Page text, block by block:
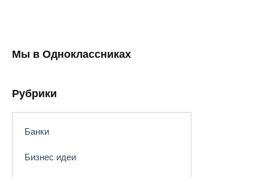
Мы в Одноклассниках
Рубрики
Банки
Бизнес идеи